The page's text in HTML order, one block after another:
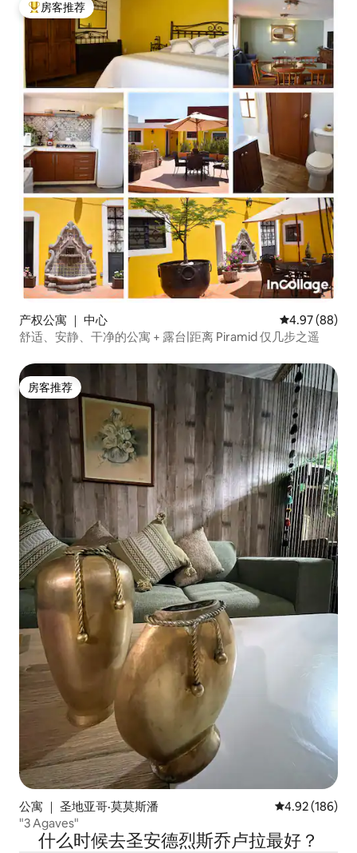
热门「房客推荐」
房客推荐
产权公寓 ｜ 中心 平均评分 4.97
4.97 (88)
舒适、安静、干净的公寓 + 露台|距离 Piramid 仅几步之遥
房客推荐
房客推荐
公寓 ｜ 圣地亚哥·莫莫斯潘 平均评分 4.92
4.92 (186)
"3 Agaves"
什么时候去圣安德烈斯乔卢拉最好？